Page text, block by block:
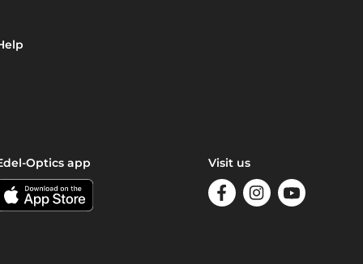
Optics app Visit us